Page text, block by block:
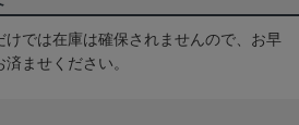
けでは在庫は確保されませんので、お早
ませください。